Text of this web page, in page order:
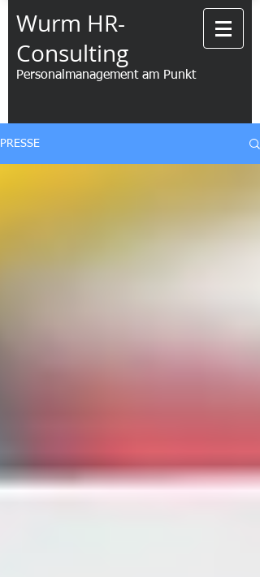
Wurm HR-
Consulting
Personalmanagement am Punkt
PRESSE